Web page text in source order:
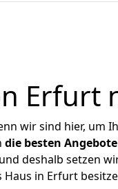
Erfurt
wir sind hier, um
die besten
deshalb setzen
in Erfurt